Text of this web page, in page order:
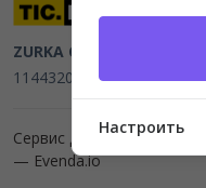
ZURKA CE BITI DOO
114432064, MB 22023195,
Сервис для
— Evenda.io
Настроить